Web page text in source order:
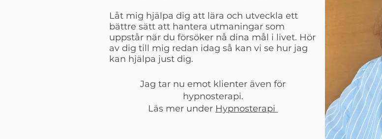
Låt mig hjälpa dig att lära och utveckla ett
bättre sätt att hantera utmaningar som
uppstår när du försöker nå dina mål i livet. Hör
av dig till mig redan idag så kan vi se hur jag
kan hjälpa just dig.
Jag tar nu emot klienter även för
hypnosterapi.
Läs mer under Hypnosterapi